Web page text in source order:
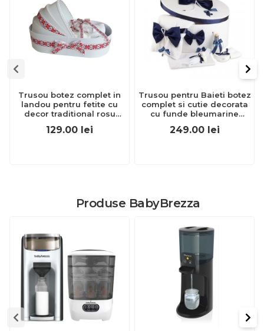
Trusou botez complet in
landou pentru fetite cu
decor traditional rosu
129.00 lei
Trusou pentru Baieti botez
complet si cutie decorata
cu funde bleumarine
249.00 lei
Produse BabyBrezza